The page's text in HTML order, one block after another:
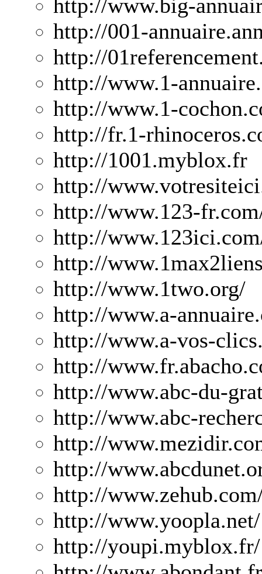
http://www.big-
http://001-
http://
http://www.1-
http://www.1-
http://fr.1-
http://1001.myblox.fr
http://
http://www.123-
http://
http://
http://www.1two.org/
http://www.a-
http://www.a-vos-
http://
http://www.abc-du-
http://www.abc-
http://
http://
http://
http://www.yoopla.net/
http://youpi.myblox.fr/